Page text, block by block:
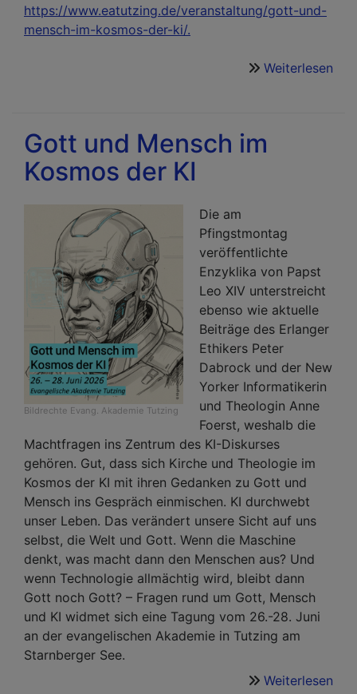
https://www.eatutzing.de/veranstaltung/gott-und-
mensch-im-kosmos-der-ki/.
Weiterlesen
Gott und Mensch im
Kosmos der KI
Bildrechte Evang. Akademie Tutzing
Die am
Pfingstmontag
veröffentlichte
Enzyklika von Papst
Leo XIV unterstreicht
ebenso wie aktuelle
Beiträge des Erlanger
Ethikers Peter
Dabrock und der New
Yorker Informatikerin
und Theologin Anne
Foerst, weshalb die
Machtfragen ins Zentrum des KI-Diskurses
gehören. Gut, dass sich Kirche und Theologie im
Kosmos der KI mit ihren Gedanken zu Gott und
Mensch ins Gespräch einmischen. KI durchwebt
unser Leben. Das verändert unsere Sicht auf uns
selbst, die Welt und Gott. Wenn die Maschine
denkt, was macht dann den Menschen aus? Und
wenn Technologie allmächtig wird, bleibt dann
Gott noch Gott? – Fragen rund um Gott, Mensch
und KI widmet sich eine Tagung vom 26.-28. Juni
an der evangelischen Akademie in Tutzing am
Starnberger See.
Weiterlesen